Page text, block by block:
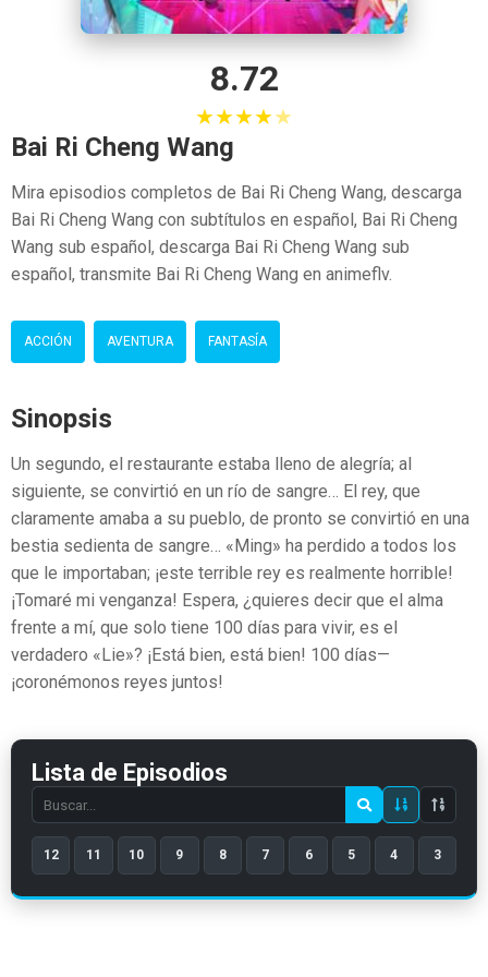
8.72
★★★★★
Bai Ri Cheng Wang
Mira episodios completos de Bai Ri Cheng Wang, descarga
Bai Ri Cheng Wang con subtítulos en español, Bai Ri Cheng
Wang sub español, descarga Bai Ri Cheng Wang sub
español, transmite Bai Ri Cheng Wang en animeflv.
ACCIÓN AVENTURA FANTASÍA
Sinopsis
Un segundo, el restaurante estaba lleno de alegría; al
siguiente, se convirtió en un río de sangre… El rey, que
claramente amaba a su pueblo, de pronto se convirtió en una
bestia sedienta de sangre… «Ming» ha perdido a todos los
que le importaban; ¡este terrible rey es realmente horrible!
¡Tomaré mi venganza! Espera, ¿quieres decir que el alma
frente a mí, que solo tiene 100 días para vivir, es el
verdadero «Lie»? ¡Está bien, está bien! 100 días—
¡coronémonos reyes juntos!
Lista de Episodios
Search
episode
number
12 11 10 9 8 7 6 5 4 3